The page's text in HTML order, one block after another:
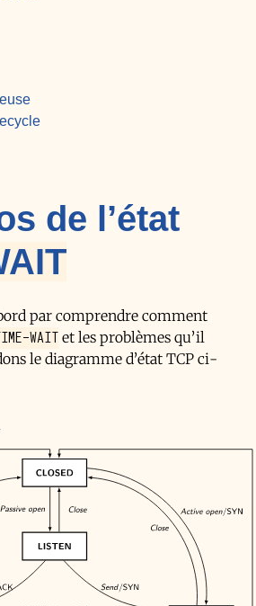
de l’état
par comprendre comment
WAITet les problèmes qu’il
le diagramme d’état TCP ci-